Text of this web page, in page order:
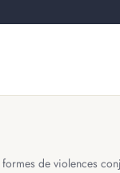
de violences